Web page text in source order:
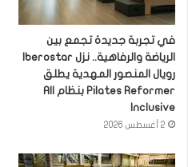
في تجربة جديدة تجمع بين
رويال المنصور المهدية يطلق
Pilates Reformer بنظام All
Inclusive
2 أغسطس 2026